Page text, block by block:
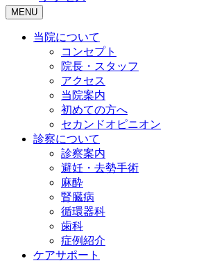
MENU
当院について
コンセプト
院長・スタッフ
アクセス
当院案内
初めての方へ
セカンドオピニオン
診察について
診察案内
避妊・去勢手術
麻酔
腎臓病
循環器科
歯科
症例紹介
ケアサポート